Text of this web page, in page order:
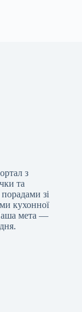
з
та
зі
кухонної
мета —